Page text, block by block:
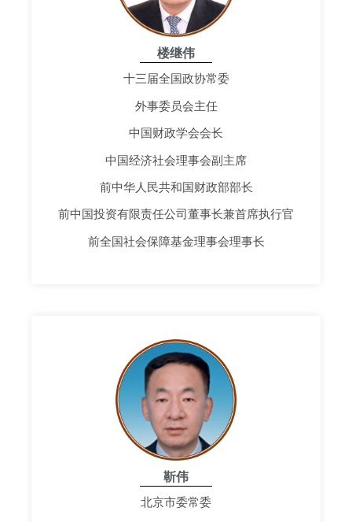
楼继伟
十三届全国政协常委
外事委员会主任
中国财政学会会长
中国经济社会理事会副主席
前中华人民共和国财政部部长
前中国投资有限责任公司董事长兼首席执行官
前全国社会保障基金理事会理事长
靳伟
北京市委常委